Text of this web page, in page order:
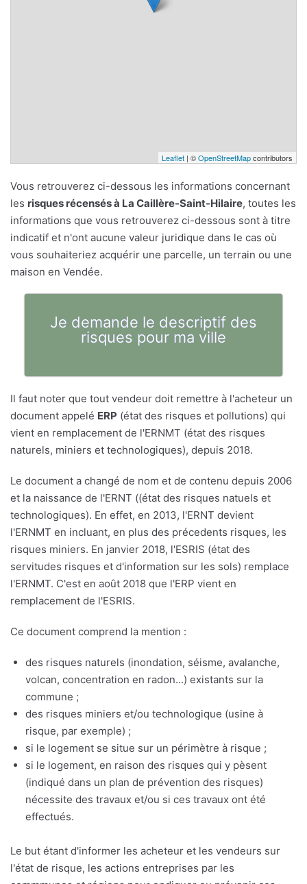
Leaflet | ©OpenStreetMapcontributors
Vous retrouverez ci-dessous les informations concernant
les risques récensés à La Caillère-Saint-Hilaire, toutes les
informations que vous retrouverez ci-dessous sont à titre
indicatif et n'ont aucune valeur juridique dans le cas où
vous souhaiteriez acquérir une parcelle, un terrain ou une
maison en Vendée.
Je demande le descriptif des
risques pour ma ville
Il faut noter que tout vendeur doit remettre à l'acheteur un
document appelé ERP (état des risques et pollutions) qui
vient en remplacement de l'ERNMT (état des risques
naturels, miniers et technologiques), depuis 2018.
Le document a changé de nom et de contenu depuis 2006
et la naissance de l'ERNT ((état des risques natuels et
technologiques). En effet, en 2013, l'ERNT devient
l'ERNMT en incluant, en plus des précedents risques, les
risques miniers. En janvier 2018, l'ESRIS (état des
servitudes risques et d'information sur les sols) remplace
l'ERNMT. C'est en août 2018 que l'ERP vient en
remplacement de l'ESRIS.
Ce document comprend la mention :
des risques naturels (inondation, séisme, avalanche,
volcan, concentration en radon...) existants sur la
commune ;
des risques miniers et/ou technologique (usine à
risque, par exemple) ;
si le logement se situe sur un périmètre à risque ;
si le logement, en raison des risques qui y pèsent
(indiqué dans un plan de prévention des risques)
nécessite des travaux et/ou si ces travaux ont été
effectués.
Le but étant d'informer les acheteur et les vendeurs sur
l'état de risque, les actions entreprises par les